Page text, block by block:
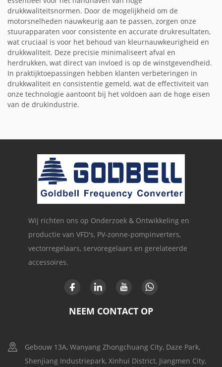
drukkwaliteitsnormen. Door de mogelijkheid om de
motorsnelheden nauwkeurig aan te passen, zorgen onze
stuurapparaten voor consistente en accurate drukresultaten,
wat cruciaal is voor het behoud van kleurnauwkeurigheid en
drukkwaliteit. Deze precisie minimaliseert afval en
herdrukken, wat direct van invloed is op de winstgevendheid.
In praktijktoepassingen hebben klanten verbeteringen in
drukkwaliteit en consistentie gemeld, wat de effectiviteit van
onze technologie aantoont bij het voldoen aan de hoge eisen
van de drukindustrie.
Wij richten ons op Onderzoek & Ontwikkeling en
productie van VFD's, PV-zonne-pompinverters,
vectorregelaars, servoregelaars en gerelateerde
accessoires.
NEEM CONTACT OP
Gebouw 13A, Wanyang Zhongchuang City, Daze Park,
Shenjiang Industriepark, Xinhui District, Jiangmen City,